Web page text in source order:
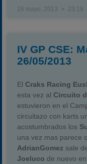
26 mayo, 2013 23:18
IV GP CSE:
26/05/2013
ElCraks Racing
esta vez alCircuito
estuvieron en el
circuitazo con karts
acostumbrados los
una vez mas parece
AdrianGomezsale
Joeluco de nuevo en